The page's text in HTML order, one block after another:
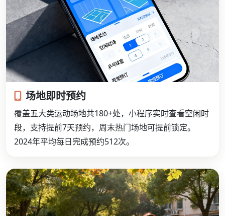
场地即时预约
覆盖五大类运动场地共180+处，小程序实时查看空闲时
段，支持提前7天预约，周末热门场地可提前锁定。
2024年平均每日完成预约512次。